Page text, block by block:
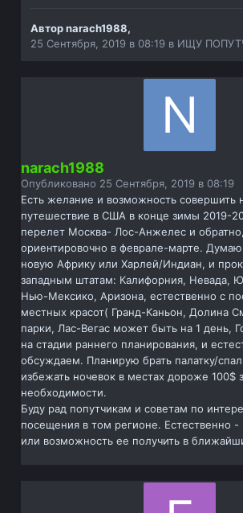
Авторnarach1988,
25 Сентября, 2019 в 08:19 в ИЩУ
narach1988
Опубликовано 25 Сентября, 2019 в 08:19
Есть желание и возможность совершить
путешествие в США в конце зимы 2019-
перелет Москва- Лос-Анжелес и
ориентировочно в феврале-марте. Думаю
новую Африку или Харлей/Индиан, и
западным штатам: Калифорния, Невада,
Нью-Мексико, Аризона, естественно с
местных красот( Гранд-Каньон, Долина
парки, Лас-Вегас может быть на 1 день,
на стадии раннего планирования, и
обсуждаем. Планирую брать палатку/
избежать ночевок в местах дороже 100$
необходимости.
Буду рад попутчикам и советам по
посещения в том регионе. Естественно
или возможность ее получить в